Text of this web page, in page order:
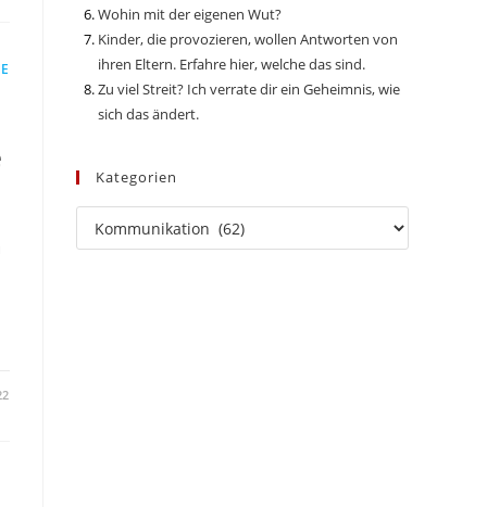
Wohin mit der eigenen Wut?
Kinder, die provozieren, wollen Antworten von
ihren Eltern. Erfahre hier, welche das sind.
Zu viel Streit? Ich verrate dir ein Geheimnis, wie
sich das ändert.
Kategorien
Kategorien